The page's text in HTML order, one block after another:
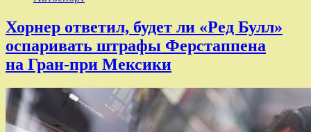
Хорнер ответил, будет ли «Ред Булл»
оспаривать штрафы Ферстаппена
на Гран-при Мексики